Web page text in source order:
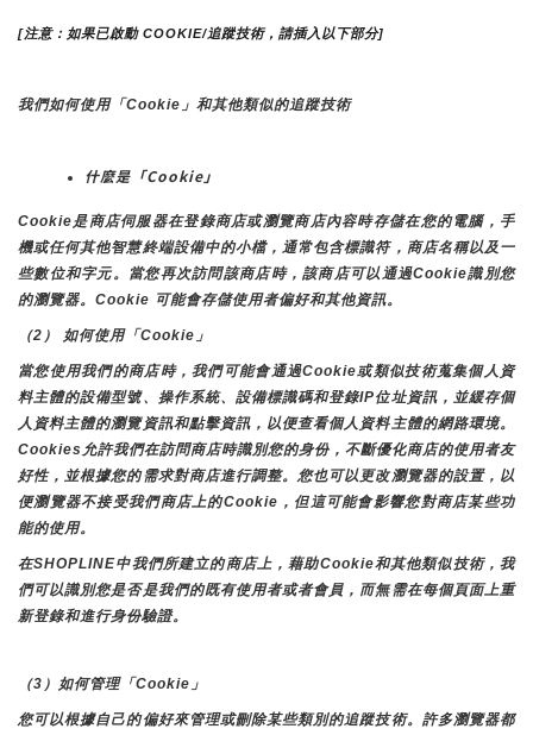
[注意：如果已啟動 COOKIE/追蹤技術，請插入以下部分]
我們如何使用「Cookie」和其他類似的追蹤技術
什麼是「Cookie」
Cookie是商店伺服器在登錄商店或瀏覽商店內容時存儲在您的電腦，手
機或任何其他智慧終端設備中的小檔，通常包含標識符，商店名稱以及一
些數位和字元。當您再次訪問該商店時，該商店可以通過Cookie識別您
的瀏覽器。Cookie 可能會存儲使用者偏好和其他資訊。
（2） 如何使用「Cookie」
當您使用我們的商店時，我們可能會通過Cookie或類似技術蒐集個人資
料主體的設備型號、操作系統、設備標識碼和登錄IP位址資訊，並緩存個
人資料主體的瀏覽資訊和點擊資訊，以便查看個人資料主體的網路環境。
Cookies允許我們在訪問商店時識別您的身份，不斷優化商店的使用者友
好性，並根據您的需求對商店進行調整。您也可以更改瀏覽器的設置，以
便瀏覽器不接受我們商店上的Cookie，但這可能會影響您對商店某些功
能的使用。
在SHOPLINE中我們所建立的商店上，藉助Cookie和其他類似技術，我
們可以識別您是否是我們的既有使用者或者會員，而無需在每個頁面上重
新登錄和進行身份驗證。
（3）如何管理「Cookie」
您可以根據自己的偏好來管理或刪除某些類別的追蹤技術。許多瀏覽器都